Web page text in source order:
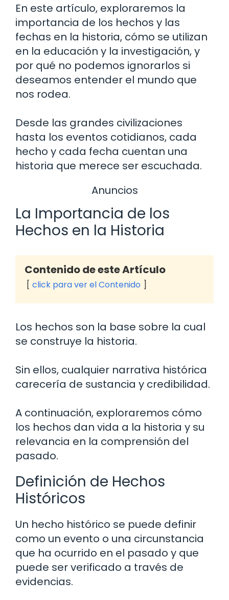
En este artículo, exploraremos la
importancia de los hechos y las
fechas en la historia, cómo se utilizan
en la educación y la investigación, y
por qué no podemos ignorarlos si
deseamos entender el mundo que
nos rodea.
Desde las grandes civilizaciones
hasta los eventos cotidianos, cada
hecho y cada fecha cuentan una
historia que merece ser escuchada.
Anuncios
La Importancia de los
Hechos en la Historia
Contenido de este Artículo
click para ver el Contenido
Los hechos son la base sobre la cual
se construye la historia.
Sin ellos, cualquier narrativa histórica
carecería de sustancia y credibilidad.
A continuación, exploraremos cómo
los hechos dan vida a la historia y su
relevancia en la comprensión del
pasado.
Definición de Hechos
Históricos
Un hecho histórico se puede definir
como un evento o una circunstancia
que ha ocurrido en el pasado y que
puede ser verificado a través de
evidencias.